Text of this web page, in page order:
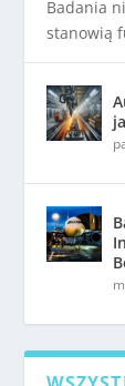
Badania
stanowią